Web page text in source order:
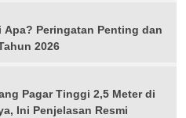
Apa? Peringatan Penting dan
2026
Pagar Tinggi 2,5 Meter di
Ini Penjelasan Resmi